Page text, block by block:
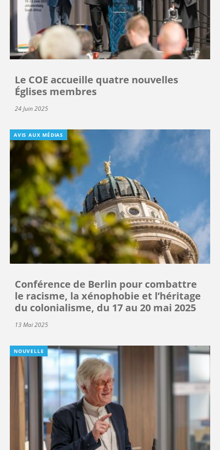
Le COE accueille quatre nouvelles
Églises membres
24 Juin 2025
AVIS AUX MÉDIAS
Conférence de Berlin pour combattre
le racisme, la xénophobie et l’héritage
du colonialisme, du 17 au 20 mai 2025
13 Mai 2025
NOUVELLE